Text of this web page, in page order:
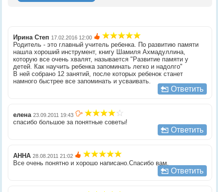
Ирина Степ 17.02.2016 12:00
Родитель - это главный учитель ребенка. По развитию памяти
нашла хороший инструмент, книгу Шамиля Ахмадуллина,
которую все очень хвалят, называется "Развитие памяти у
детей. Как научить ребенка запоминать легко и надолго"
В ней собрано 12 занятий, после которых ребенок станет
намного быстрее все запоминать и усваивать.
Ответить
елена 23.09.2011 19:43
спасибо большое за понятные советы!
Ответить
АННА 28.08.2011 21:02
Все очень понятно и хорошо написано.Спасибо вам.
Ответить